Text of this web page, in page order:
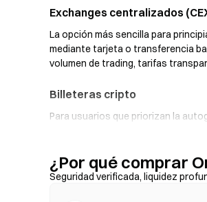
Exchanges centralizados
La opción más sencilla para
mediante tarjeta o transferencia
volumen de trading, tarifas
Billeteras cripto
Para usuarios que priorizan la
fiat, que te permite comprar
seguro tu frase semilla y verifica
¿Por qué comprar
Seguridad verificada, liquidez